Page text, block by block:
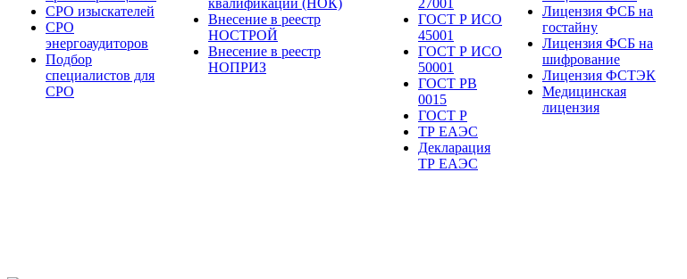
СРО изыскателей
СРО
энергоаудиторов
Подбор
специалистов для
СРО
квалификации (НОК)
Внесение в реестр
НОСТРОЙ
Внесение в реестр
НОПРИЗ
27001
ГОСТ Р ИСО
45001
ГОСТ Р ИСО
50001
ГОСТ РВ
0015
ГОСТ Р
ТР ЕАЭС
Декларация
ТР ЕАЭС
Лицензия ФСБ на
гостайну
Лицензия ФСБ на
шифрование
Лицензия ФСТЭК
Медицинская
лицензия